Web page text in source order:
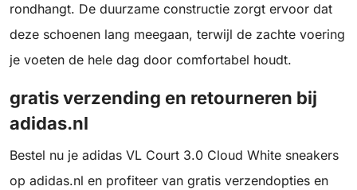
rondhangt. De duurzame constructie zorgt ervoor dat
deze schoenen lang meegaan, terwijl de zachte voering
je voeten de hele dag door comfortabel houdt.
gratis verzending en retourneren bij
adidas.nl
Bestel nu je adidas VL Court 3.0 Cloud White sneakers
op adidas.nl en profiteer van gratis verzendopties en